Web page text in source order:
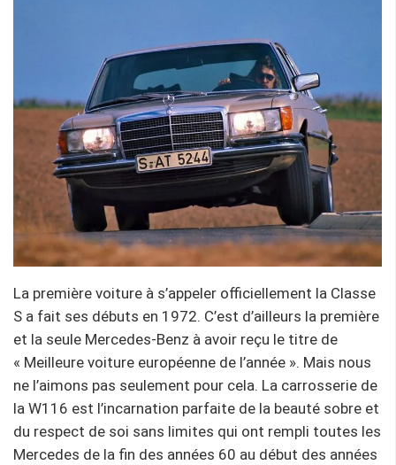
La première voiture à s’appeler officiellement la Classe
S a fait ses débuts en 1972. C’est d’ailleurs la première
et la seule Mercedes-Benz à avoir reçu le titre de
« Meilleure voiture européenne de l’année ». Mais nous
ne l’aimons pas seulement pour cela. La carrosserie de
la W116 est l’incarnation parfaite de la beauté sobre et
du respect de soi sans limites qui ont rempli toutes les
Mercedes de la fin des années 60 au début des années